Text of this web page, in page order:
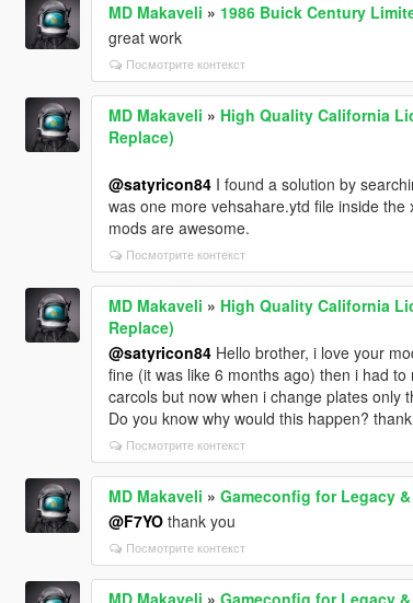
MD Makaveli » 1986 Buick Century
great work
Посмотрите контекст
MD Makaveli » High Quality California
Replace)
@satyricon84I found a solution by
was one more vehsahare.ytd file inside
mods are awesome.
Посмотрите контекст
MD Makaveli » High Quality California
Replace)
@satyricon84Hello brother, i love your
fine (it was like 6 months ago) then i had
carcols but now when i change plates only
Do you know why would this happen?
Посмотрите контекст
MD Makaveli » Gameconfig for Legacy
@F7YOthank you
Посмотрите контекст